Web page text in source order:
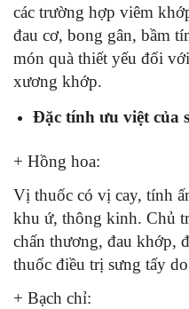
các trường hợp viêm
đau cơ, bong gân, bầm
món quà thiết yếu đối
xương khớp.
Đặc tính ưu việt của
+ Hồng hoa:
Vị thuốc có vị cay, tính
khu ứ, thông kinh. Chủ
chấn thương, đau khớp,
thuốc điều trị sưng tấy
+ Bạch chỉ: